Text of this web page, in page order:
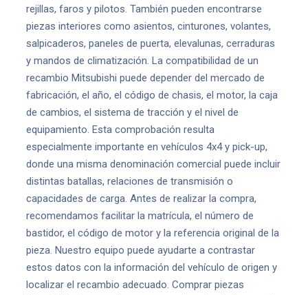
rejillas, faros y pilotos. También pueden encontrarse
piezas interiores como asientos, cinturones, volantes,
salpicaderos, paneles de puerta, elevalunas, cerraduras
y mandos de climatización. La compatibilidad de un
recambio Mitsubishi puede depender del mercado de
fabricación, el año, el código de chasis, el motor, la caja
de cambios, el sistema de tracción y el nivel de
equipamiento. Esta comprobación resulta
especialmente importante en vehículos 4x4 y pick-up,
donde una misma denominación comercial puede incluir
distintas batallas, relaciones de transmisión o
capacidades de carga. Antes de realizar la compra,
recomendamos facilitar la matrícula, el número de
bastidor, el código de motor y la referencia original de la
pieza. Nuestro equipo puede ayudarte a contrastar
estos datos con la información del vehículo de origen y
localizar el recambio adecuado. Comprar piezas